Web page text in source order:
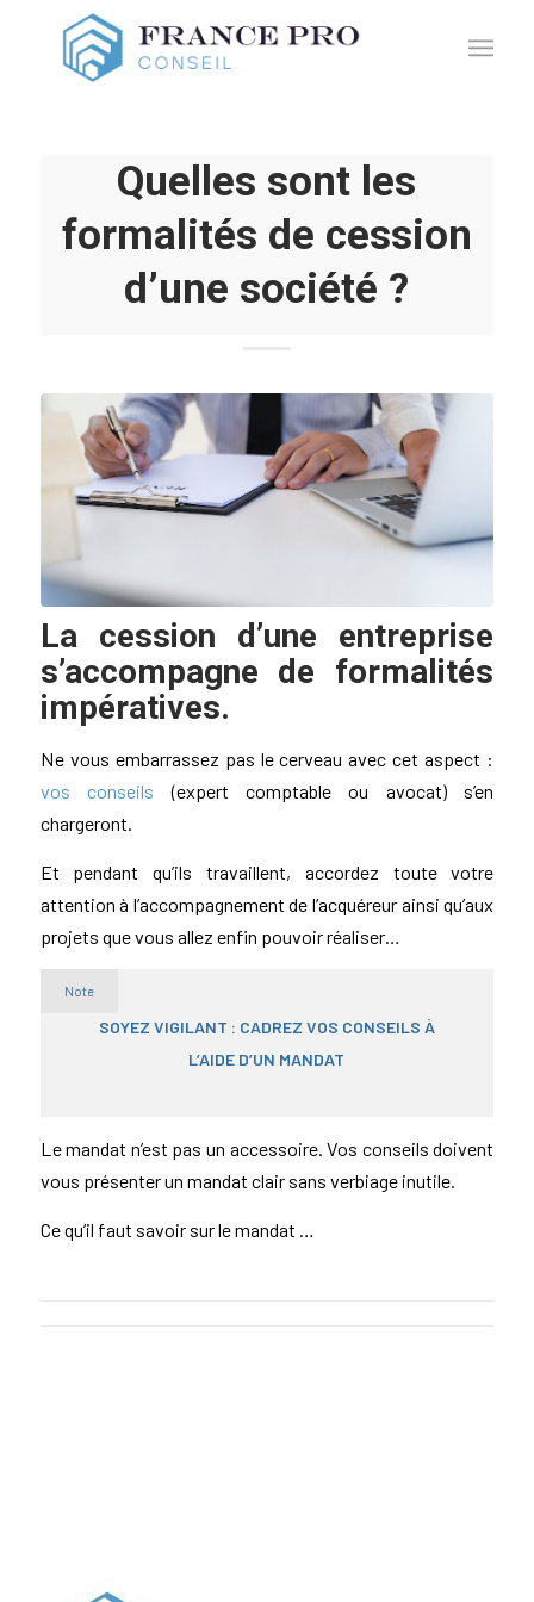
Quelles sont les
formalités de cession
d’une société ?
La cession d’une entreprise
s’accompagne de formalités
impératives.
Ne vous embarrassez pas le cerveau avec cet aspect :
vos conseils (expert comptable ou avocat) s’en
chargeront.
Et pendant qu’ils travaillent, accordez toute votre
attention à l’accompagnement de l’acquéreur ainsi qu’aux
projets que vous allez enfin pouvoir réaliser…
Note
SOYEZ VIGILANT : CADREZ VOS CONSEILS À
L’AIDE D’UN MANDAT
Le mandat n’est pas un accessoire. Vos conseils doivent
vous présenter un mandat clair sans verbiage inutile.
Ce qu’il faut savoir sur le mandat …